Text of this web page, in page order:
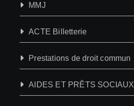
MMJ
ACTE Billetterie
Prestations de droit commun
AIDES ET PRÊTS SOCIAUX